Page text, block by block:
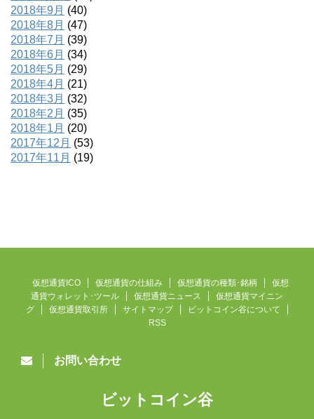
2018年9月 (40)
2018年8月 (47)
2018年7月 (39)
2018年6月 (34)
2018年5月 (29)
2018年4月 (21)
2018年3月 (32)
2018年2月 (35)
2018年1月 (20)
2017年12月 (53)
2017年11月 (19)
仮想通貨ICO 仮想通貨の仕組み 仮想通貨の種類･銘柄
仮想
通貨ウォレット･ツール
仮想通貨ニュース
仮想通貨マイニン
グ
仮想通貨取引所 サイトマップ
ビットコイン谷について
RSS
お問い合わせ
ビットコイン谷